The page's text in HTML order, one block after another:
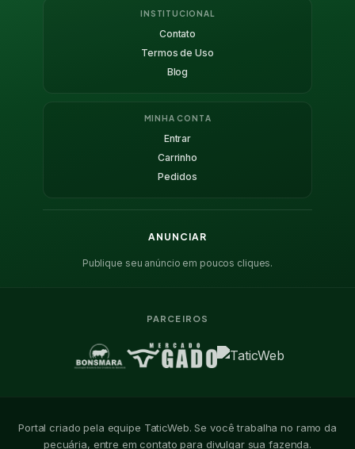
INSTITUCIONAL
Contato
Termos de Uso
Blog
MINHA CONTA
Entrar
Carrinho
Pedidos
ANUNCIAR
Publique seu anúncio em poucos cliques.
PARCEIROS
Portal criado pela equipe TaticWeb. Se você trabalha no ramo da
pecuária, entre em contato para divulgar sua fazenda.